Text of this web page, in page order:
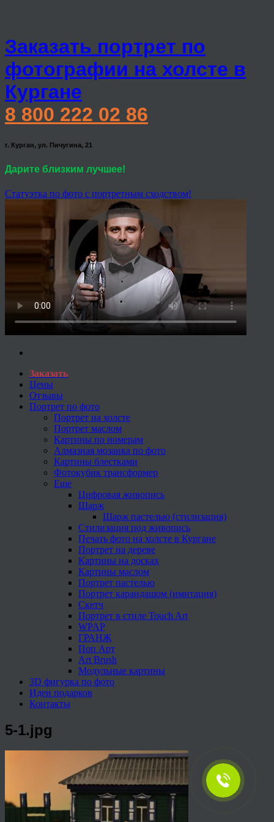
Заказать портрет по
фотографии на холсте в
Кургане
8 800 222 02 86
г. Курган, ул. Пичугина, 21
Дарите близким лучшее!
Статуэтка по фото с портретным сходством!
Заказать
Цены
Отзывы
Портрет по фото
Портрет на холсте
Портрет маслом
Картины по номерам
Алмазная мозаика по фото
Картины блестками
Фотокубик трансформер
Еще
Цифровая живопись
Шарж
Шарж пастелью (стилизация)
Стилизация под живопись
Печать фото на холсте в Кургане
Портрет на дереве
Картины на досках
Картины маслом
Портрет пастелью
Портрет карандашом (имитация)
Скетч
Портрет в стиле Touch Art
WPAP
ГРАНЖ
Поп Арт
Art Brush
Модульные картины
3D фигурка по фото
Идеи подарков
Контакты
5-1.jpg